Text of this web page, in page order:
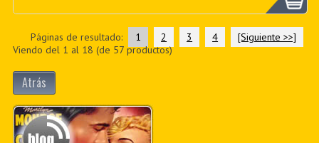
Páginas de resultado: 1 2 3 4
[Siguiente >>]
Viendo del 1 al 18 (de 57productos)
Atrás